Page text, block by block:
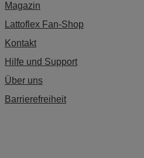
Magazin
Lattoflex Fan-Shop
Kontakt
Hilfe und Support
Über uns
Barrierefreiheit